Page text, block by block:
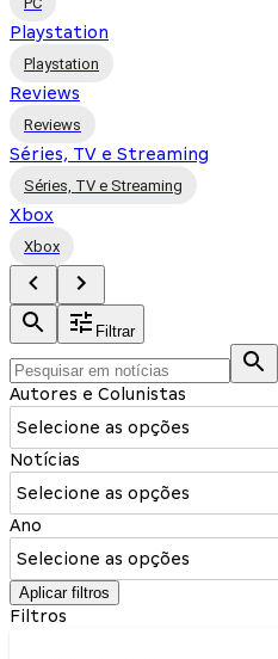
Playstation
Playstation
Reviews
Reviews
Séries, TV e Streaming
Séries, TV e Streaming
Xbox
Xbox
Filtrar
Autores e Colunistas
Selecione as opções
Notícias
Selecione as opções
Ano
Selecione as opções
Aplicar filtros
Filtros